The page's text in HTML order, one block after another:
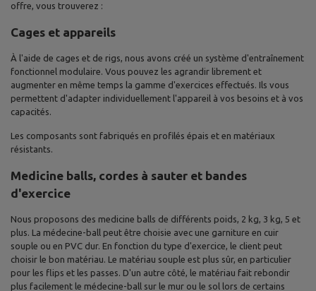
offre, vous trouverez :
Cages et appareils
À l'aide de cages et de rigs, nous avons créé un système d'entraînement
fonctionnel modulaire. Vous pouvez les agrandir librement et
augmenter en même temps la gamme d'exercices effectués. Ils vous
permettent d'adapter individuellement l'appareil à vos besoins et à vos
capacités.
Les composants sont fabriqués en profilés épais et en matériaux
résistants.
Medicine balls, cordes à sauter et bandes
d'exercice
Nous proposons des medicine balls de différents poids, 2 kg, 3 kg, 5 et
plus. La médecine-ball peut être choisie avec une garniture en cuir
souple ou en PVC dur. En fonction du type d'exercice, le client peut
choisir le bon matériau. Le matériau souple est plus sûr, en particulier
pour les flips et les passes. D'un autre côté, le matériau fait rebondir
plus facilement le médecine-ball sur le mur ou le sol lors de certains